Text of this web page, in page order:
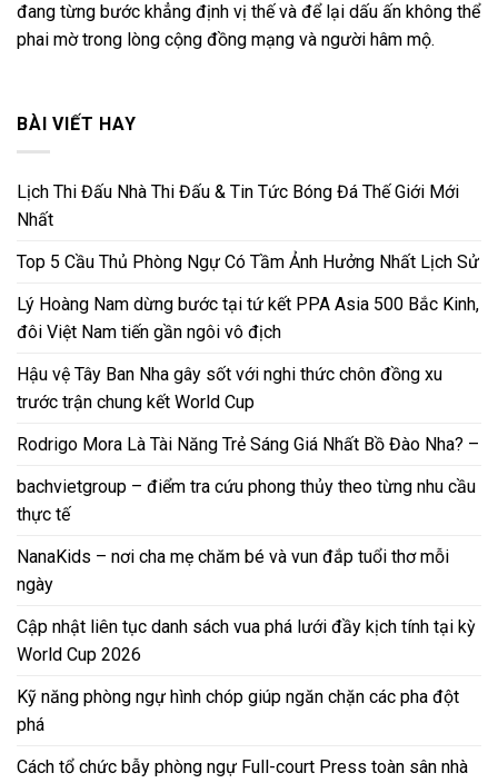
đang từng bước khẳng định vị thế và để lại dấu ấn không thể
phai mờ trong lòng cộng đồng mạng và người hâm mộ.
BÀI VIẾT HAY
Lịch Thi Đấu Nhà Thi Đấu & Tin Tức Bóng Đá Thế Giới Mới
Nhất
Top 5 Cầu Thủ Phòng Ngự Có Tầm Ảnh Hưởng Nhất Lịch Sử
Lý Hoàng Nam dừng bước tại tứ kết PPA Asia 500 Bắc Kinh,
đôi Việt Nam tiến gần ngôi vô địch
Hậu vệ Tây Ban Nha gây sốt với nghi thức chôn đồng xu
trước trận chung kết World Cup
Rodrigo Mora Là Tài Năng Trẻ Sáng Giá Nhất Bồ Đào Nha? –
bachvietgroup – điểm tra cứu phong thủy theo từng nhu cầu
thực tế
NanaKids – nơi cha mẹ chăm bé và vun đắp tuổi thơ mỗi
ngày
Cập nhật liên tục danh sách vua phá lưới đầy kịch tính tại kỳ
World Cup 2026
Kỹ năng phòng ngự hình chóp giúp ngăn chặn các pha đột
phá
Cách tổ chức bẫy phòng ngự Full-court Press toàn sân nhà